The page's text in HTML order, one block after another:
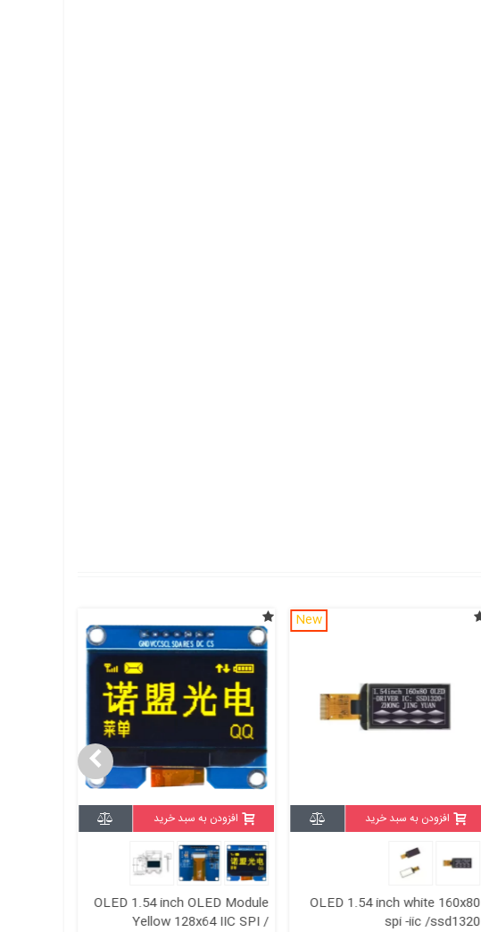
New
افزودن به سبد خرید
OLED 1.54 inch white 160x80
spi -iic /ssd1320
افزودن به سبد خرید
OLED 1.54 inch OLED Module
Yellow 128x64 IIC SPI /